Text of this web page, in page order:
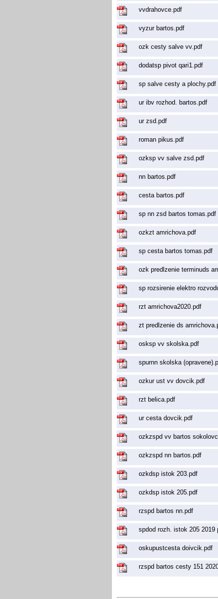
vvdrahovce.pdf
vyzur bartos.pdf
ozk cesty salve vv.pdf
dodatsp pivot qari1.pdf
sp salve cesty a plochy.pdf
ur ibv rozhod. bartos.pdf
ur zsd.pdf
roman pikus.pdf
ozksp vv salve zsd.pdf
nn bartos.pdf
cesta bartos.pdf
sp nn zsd bartos tomas.pdf
ozkzt amrichova.pdf
sp cesta bartos tomas.pdf
ozk predlzenie terminuds
sp rozsirenie elektro
rzt amrichova2020.pdf
zt predlzenie ds
osksp vv skolska.pdf
spurnn skolska
ozkur ust vv dovcik.pdf
rzt belica.pdf
ur cesta dovcik.pdf
ozkzspd vv bartos
ozkzspd nn bartos.pdf
ozkdsp istok 203.pdf
ozkdsp istok 205.pdf
rzspd bartos nn.pdf
spdod rozh. istok 205 2019
oskupustcesta doivcik.pdf
rzspd bartos cesty 151